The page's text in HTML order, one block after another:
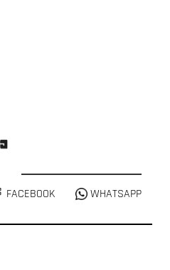
FACEBOOK WHATSAPP